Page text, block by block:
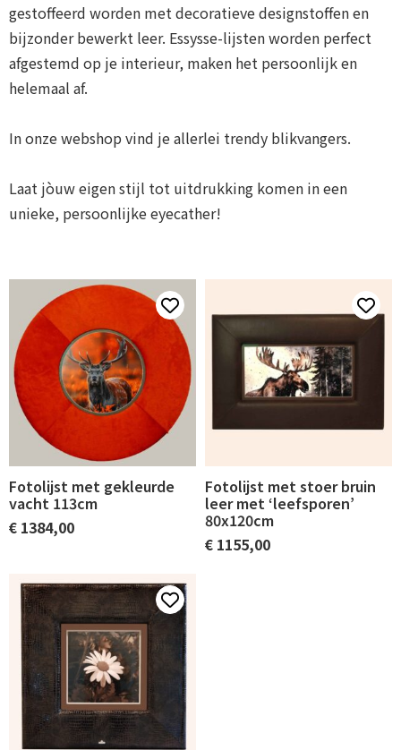
gestoffeerd worden met decoratieve designstoffen en
bijzonder bewerkt leer. Essysse-lijsten worden perfect
afgestemd op je interieur, maken het persoonlijk en
helemaal af.
In onze webshop vind je allerlei trendy blikvangers.
Laat jòuw eigen stijl tot uitdrukking komen in een
unieke, persoonlijke eyecather!
Fotolijst met gekleurde
vacht 113cm
€ 1384,00
Fotolijst met stoer bruin
leer met ‘leefsporen’
80x120cm
€ 1155,00